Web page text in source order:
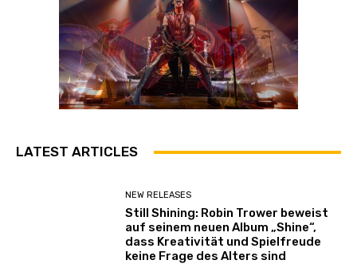
LATEST ARTICLES
NEW RELEASES
Still Shining: Robin Trower beweist
auf seinem neuen Album „Shine“,
dass Kreativität und Spielfreude
keine Frage des Alters sind